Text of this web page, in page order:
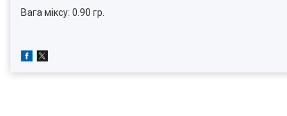
Вага міксу: 0.90 гр.